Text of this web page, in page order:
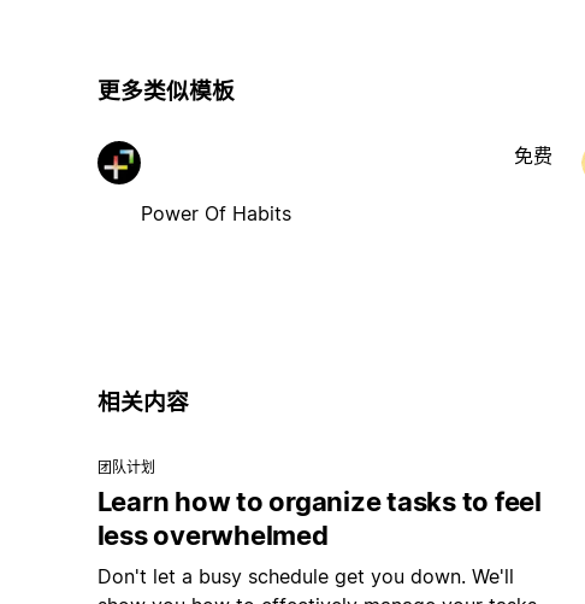
更多类似模板
Power Of Habits
免费
相关内容
团队计划
Learn how to organize tasks to feel
less overwhelmed
Don't let a busy schedule get you down. We'll